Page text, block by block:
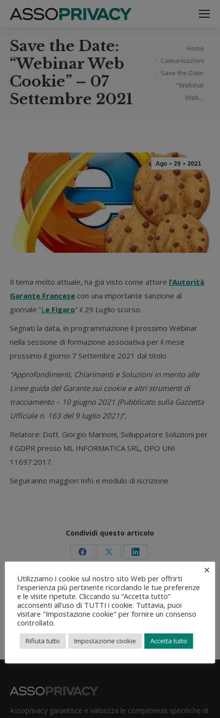
Save the Date:
“Webinar Web
Cookie” – 07
Settembre 2021
Home
Comunicazioni
Save the Date:
“Webinar
Web…
Ago 29 2021
Il tema molto attuale, ha già visto come attore l’Autorità
Garante Francese con una importante sanzione al
giornale “Le Figaro” il 29 Luglio scorso.
Segnati la data, in programmazione il prossimo Webinar
nella sessione di formazione associativa per il mese
prossimo il giorno 7 Settembre 2021 dal titolo
“Approfondimenti, Chiarimenti e Soluzioni in merito alle
Linee guida del Garante sui cookie e altri strumenti di
tracciamento – 10 giugno 2021 (Pubblicato sulla Gazzetta
Ufficiale n. 163 del 9 luglio 2021)”.
Relatore: Dott. Giorgio Marinoni, Sviluppatore Soluzioni per
il GDPR presso ML INFORMATICA SRL, DPO UNI
11697:2017.
Seguiranno maggiori Info e modulo di iscrizione
Condividi questo articolo
Condividi
su
Facebook
Condividi
X
Condividi
su
LinkedIn
Torna alle Novità
Assoprivacy garantisce e valorizza le competenze specifiche di
Utilizziamo i cookie sul nostro sito Web per offrirti
l'esperienza più pertinente ricordando le tue preferenze
e le visite ripetute. Cliccando su “Accetta tutto”
acconsenti all'uso di TUTTI i cookie. Tuttavia, puoi
visitare "Impostazione cookie" per fornire un consenso
controllato.
Rifiuta tutto Impostazione cookie Accetta tutto
×